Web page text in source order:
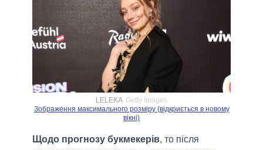
LELEKA Getty Images
Зображення максимального розміру (відкриється в новому
вікні)
Щодо прогнозу букмекерів, то після